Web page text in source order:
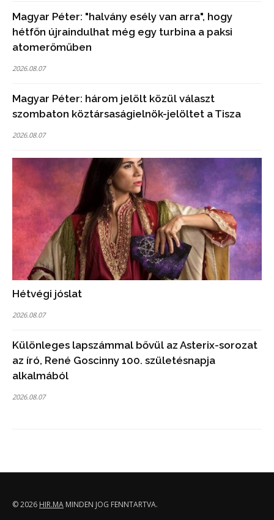
Magyar Péter: "halvány esély van arra", hogy
hétfőn újraindulhat még egy turbina a paksi
atomerőműben
2026.08.07
Magyar Péter: három jelölt közül választ
szombaton köztársaságielnök-jelöltet a Tisza
2026.08.07
Hétvégi jóslat
2026.08.07
Különleges lapszámmal bővül az Asterix-sorozat
az író, René Goscinny 100. születésnapja
alkalmából
2026.08.07
© 2026 HIR.MA MINDEN JOG FENNTARTVA.